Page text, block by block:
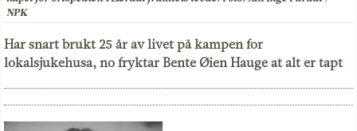
NPK
Har snart brukt 25 år av livet på kampen for
lokalsjukehusa, no fryktar Bente Øien Hauge at alt er tapt